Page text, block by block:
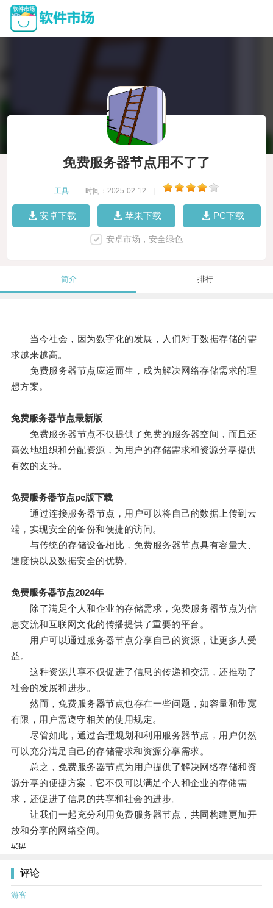
免费服务器节点用不了了
工具 时间：2025-02-12
安卓下载 苹果下载 PC下载
安卓市场，安全绿色
简介 排行
当今社会，因为数字化的发展，人们对于数据存储的需
求越来越高。
免费服务器节点应运而生，成为解决网络存储需求的理
想方案。
免费服务器节点最新版
免费服务器节点不仅提供了免费的服务器空间，而且还
高效地组织和分配资源，为用户的存储需求和资源分享提供
有效的支持。
免费服务器节点pc版下载
通过连接服务器节点，用户可以将自己的数据上传到云
端，实现安全的备份和便捷的访问。
与传统的存储设备相比，免费服务器节点具有容量大、
速度快以及数据安全的优势。
免费服务器节点2024年
除了满足个人和企业的存储需求，免费服务器节点为信
息交流和互联网文化的传播提供了重要的平台。
用户可以通过服务器节点分享自己的资源，让更多人受
益。
这种资源共享不仅促进了信息的传递和交流，还推动了
社会的发展和进步。
然而，免费服务器节点也存在一些问题，如容量和带宽
有限，用户需遵守相关的使用规定。
尽管如此，通过合理规划和利用服务器节点，用户仍然
可以充分满足自己的存储需求和资源分享需求。
总之，免费服务器节点为用户提供了解决网络存储和资
源分享的便捷方案，它不仅可以满足个人和企业的存储需
求，还促进了信息的共享和社会的进步。
让我们一起充分利用免费服务器节点，共同构建更加开
放和分享的网络空间。
#3#
评论
游客